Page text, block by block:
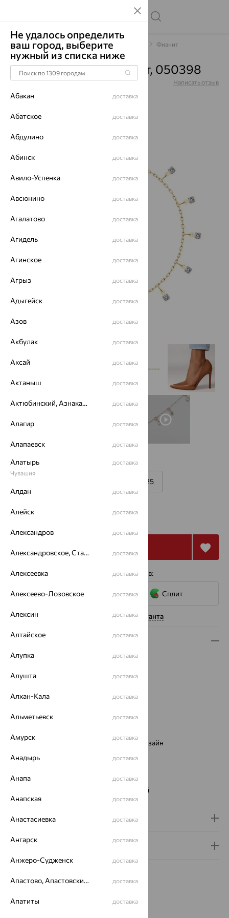
Главная Каталог Браслеты декоративные Фианит
Браслет, золото, фианит, 050398
Артикул:050398 Написать отзыв
Размеры:
25
от 13 700
4 платежа по 3 425 с помощью сервисов:
Сплит
Нужна помощь консультанта
Описание
Вид изделия:
Вес:
Цвет металла:
Страна происхождения:
РОССИЯ
Виды дизайна браслетов:
Европейский дизайн
Бренд:
Вес металла:
Бесцветный
Доставка и оплата
Гарантия и возврат
Не удалось определить
ваш город, выберите
нужный из списка ниже
Абакан доставка
Абатское доставка
Абдулино доставка
Абинск доставка
Авило-Успенка доставка
Авсюнино доставка
Агалатово доставка
Агидель доставка
Агинское доставка
Агрыз доставка
Адыгейск доставка
Азов доставка
Акбулак доставка
Аксай доставка
Актаныш доставка
Актюбинский, Азнакаевский район доставка
Алагир доставка
Алапаевск доставка
Алатырь
Чувашия
доставка
Алдан доставка
Алейск доставка
Александров доставка
Александровское, Ставропольский край доставка
Алексеевка доставка
Алексеево-Лозовское доставка
Алексин доставка
Алтайское доставка
Алупка доставка
Алушта доставка
Алхан-Кала доставка
Альметьевск доставка
Амурск доставка
Анадырь доставка
Анапа доставка
Анапская доставка
Анастасиевка доставка
Ангарск доставка
Анжеро-Судженск доставка
Апастово, Апастовский район доставка
Апатиты доставка